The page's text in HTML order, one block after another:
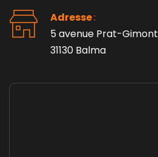
Adresse :
5 avenue Prat-Gimont
31130 Balma